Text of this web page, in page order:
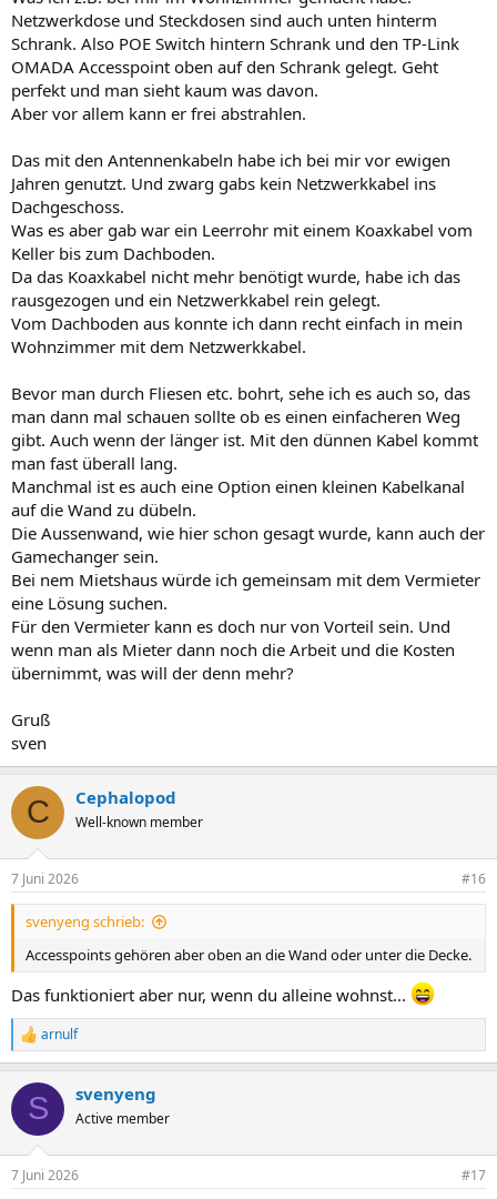
Netzwerkdose und Steckdosen sind auch unten hinterm
Schrank. Also POE Switch hintern Schrank und den TP-Link
OMADA Accesspoint oben auf den Schrank gelegt. Geht
perfekt und man sieht kaum was davon.
Aber vor allem kann er frei abstrahlen.
Das mit den Antennenkabeln habe ich bei mir vor ewigen
Jahren genutzt. Und zwarg gabs kein Netzwerkkabel ins
Dachgeschoss.
Was es aber gab war ein Leerrohr mit einem Koaxkabel vom
Keller bis zum Dachboden.
Da das Koaxkabel nicht mehr benötigt wurde, habe ich das
rausgezogen und ein Netzwerkkabel rein gelegt.
Vom Dachboden aus konnte ich dann recht einfach in mein
Wohnzimmer mit dem Netzwerkkabel.
Bevor man durch Fliesen etc. bohrt, sehe ich es auch so, das
man dann mal schauen sollte ob es einen einfacheren Weg
gibt. Auch wenn der länger ist. Mit den dünnen Kabel kommt
man fast überall lang.
Manchmal ist es auch eine Option einen kleinen Kabelkanal
auf die Wand zu dübeln.
Die Aussenwand, wie hier schon gesagt wurde, kann auch der
Gamechanger sein.
Bei nem Mietshaus würde ich gemeinsam mit dem Vermieter
eine Lösung suchen.
Für den Vermieter kann es doch nur von Vorteil sein. Und
wenn man als Mieter dann noch die Arbeit und die Kosten
übernimmt, was will der denn mehr?
Gruß
sven
C Cephalopod
Well-known member
7 Juni 2026 #16
svenyeng schrieb:
Accesspoints gehören aber oben an die Wand oder unter die Decke.
Das funktioniert aber nur, wenn du alleine wohnst...
R
e
k
i
e
arnulf
S svenyeng
Active member
7 Juni 2026 #17